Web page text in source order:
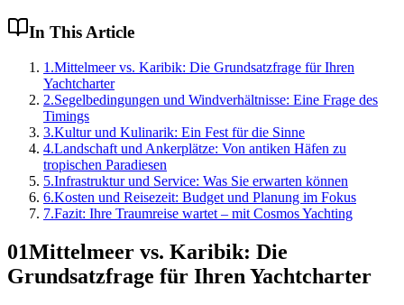
In This Article
1 .Mittelmeer vs. Karibik: Die Grundsatzfrage für Ihren
Yachtcharter
2.Segelbedingungen und Windverhältnisse: Eine Frage des
Timings
3.Kultur und Kulinarik: Ein Fest für die Sinne
4.Landschaft und Ankerplätze: Von antiken Häfen zu
tropischen Paradiesen
5.Infrastruktur und Service: Was Sie erwarten können
6.Kosten und Reisezeit: Budget und Planung im Fokus
7.Fazit: Ihre Traumreise wartet – mit Cosmos Yachting
01Mittelmeer vs. Karibik: Die
Grundsatzfrage für Ihren Yachtcharter